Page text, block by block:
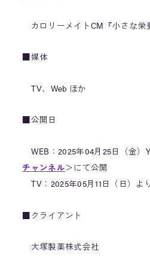
カロリーメイトCM『小さな栄
■媒体
TV、Web ほか
■公開日
WEB：2025年04月25日（金）
チャンネル ＞にて公開
TV：2025年05月11日（日）よ
■クライアント
大塚製薬株式会社